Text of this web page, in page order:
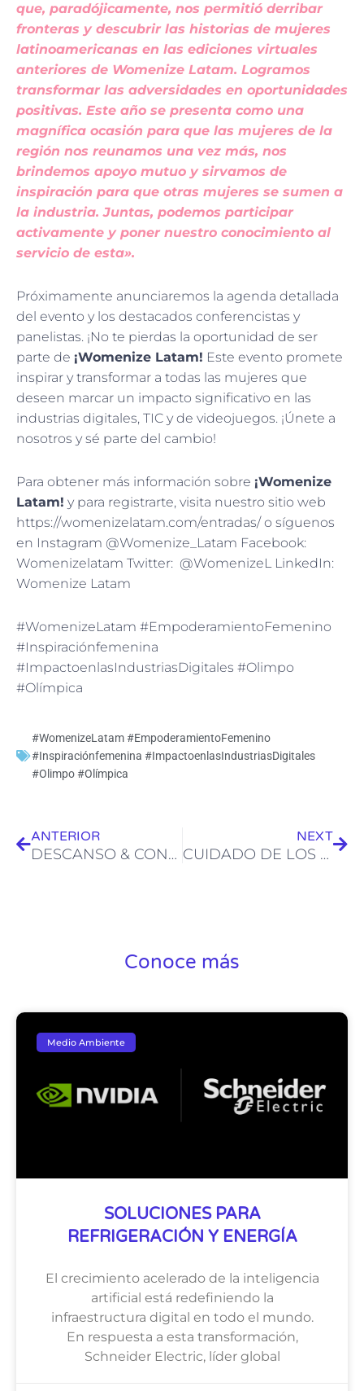
que, paradójicamente, nos permitió derribar
fronteras y descubrir las historias de mujeres
latinoamericanas en las ediciones virtuales
anteriores de Womenize Latam. Logramos
transformar las adversidades en oportunidades
positivas. Este año se presenta como una
magnífica ocasión para que las mujeres de la
región nos reunamos una vez más, nos
brindemos apoyo mutuo y sirvamos de
inspiración para que otras mujeres se sumen a
la industria. Juntas, podemos participar
activamente y poner nuestro conocimiento al
servicio de esta».
Próximamente anunciaremos la agenda detallada
del evento y los destacados conferencistas y
panelistas. ¡No te pierdas la oportunidad de ser
parte de ¡Womenize Latam! Este evento promete
inspirar y transformar a todas las mujeres que
deseen marcar un impacto significativo en las
industrias digitales, TIC y de videojuegos. ¡Únete a
nosotros y sé parte del cambio!
Para obtener más información sobre ¡Womenize
Latam! y para registrarte, visita nuestro sitio web
https://womenizelatam.com/entradas/ o síguenos
en Instagram @Womenize_Latam Facebook:
Womenizelatam Twitter: @WomenizeL LinkedIn:
Womenize Latam
#WomenizeLatam #EmpoderamientoFemenino
#Inspiraciónfemenina
#ImpactoenlasIndustriasDigitales #Olimpo
#Olímpica
#WomenizeLatam #EmpoderamientoFemenino
#Inspiraciónfemenina #ImpactoenlasIndustriasDigitales
#Olimpo #Olímpica
ANTERIOR
DESCANSO & CONFORT
NEXT
CUIDADO DE LOS SENOS Y LA VAGINA
Conoce más
Medio Ambiente
SOLUCIONES PARA
REFRIGERACIÓN Y ENERGÍA
El crecimiento acelerado de la inteligencia
artificial está redefiniendo la
infraestructura digital en todo el mundo.
En respuesta a esta transformación,
Schneider Electric, líder global